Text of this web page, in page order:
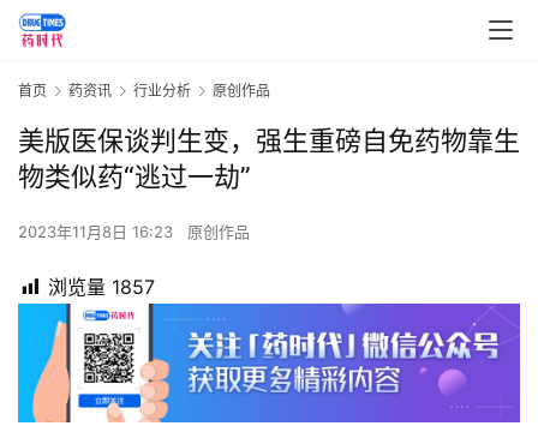
首页 药资讯 行业分析 原创作品
美版医保谈判生变，强生重磅自免药物靠生
物类似药“逃过一劫”
2023年11月8日 16:23 原创作品
浏览量 1857